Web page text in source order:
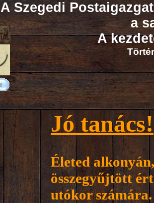
A Szegedi
a
A
Jó tanács!
Életed
összegyűjtött
utókor számára.